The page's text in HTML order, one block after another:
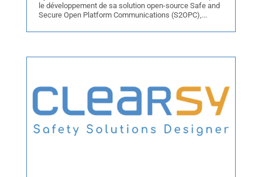
le développement de sa solution open-source Safe and
Secure Open Platform Communications (S2OPC),...